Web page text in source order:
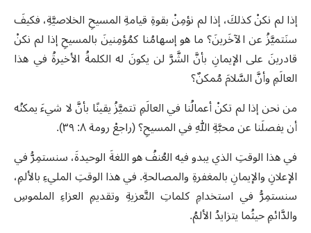
إذا لم نكنْ كذلكَ، إذا لم نؤمِنْ بقوةِ قيامةِ المسيحِ الخلاصيَّةِ، فكيفَ
سنَتميَّزُ عن الآخَرينَ؟ ما هو إسهامُنا كمُؤمِنينَ بالمسيحِ إذا لم نكنْ
قادرينَ على الإيمانِ بأنَّ الشَّرَّ لن يكونَ له الكلمةُ الأخيرةُ في هذا
العالَمِ وأنَّ السَّلامَ مُمكنٌ؟
من نحن إذا لم تكنْ أعمالُنا في العالَمِ تتميَّزُ يقينًا بأنَّ لا شيءَ يمكنُه
أن يفصلَنا عن محبَّةِ اللهِ في المسيحِ؟ (راجعْ رومة ٨: ٣٩)
.
في هذا الوقتِ الذييبدو فيه العُنفُ هو اللغةَ الوحيدةَ، سنستمِرُّ في
الإعلانِ والإيمانِ بالمغفرةِ والمصالحةِ. في هذا الوقتِ المليءِ بالألمِ،
سنستمِرُّ في استخدامِ كلماتِ التَّعزيةِ وتقديمِ العزاءِ الملموسِ
والدَّائمِ حيثُما يتزايدُ الألمُ.